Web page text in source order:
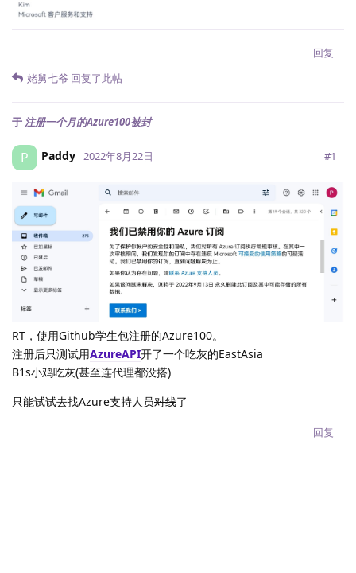
回复
姥舅七爷 回复了此帖
于 注册一个月的Azure100被封
P Paddy 2022年8月22日 #1
RT，使用Github学生包注册的Azure100。
注册后只测试用AzureAPI开了一个吃灰的EastAsia
B1s小鸡吃灰(甚至连代理都没搭)
只能试试去找Azure支持人员对线了
回复